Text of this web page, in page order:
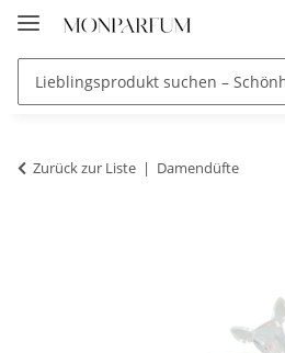
Zurück zur Liste Damendüfte